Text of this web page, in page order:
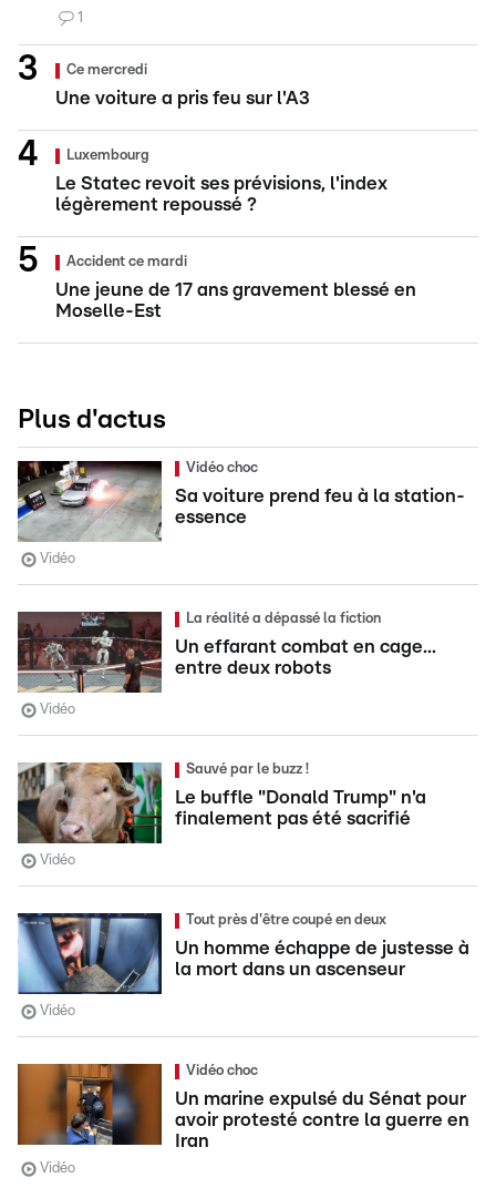
1
Ce mercredi
Une voiture a pris feu sur l'A3
Luxembourg
Le Statec revoit ses prévisions, l'index
légèrement repoussé ?
Accident ce mardi
Une jeune de 17 ans gravement blessé en
Moselle-Est
Plus d'actus
Vidéo choc
Sa voiture prend feu à la station-
essence
Vidéo
La réalité a dépassé la fiction
Un effarant combat en cage...
entre deux robots
Vidéo
Sauvé par le buzz !
Le buffle "Donald Trump" n'a
finalement pas été sacrifié
Vidéo
Tout près d'être coupé en deux
Un homme échappe de justesse à
la mort dans un ascenseur
Vidéo
Vidéo choc
Un marine expulsé du Sénat pour
avoir protesté contre la guerre en
Iran
Vidéo